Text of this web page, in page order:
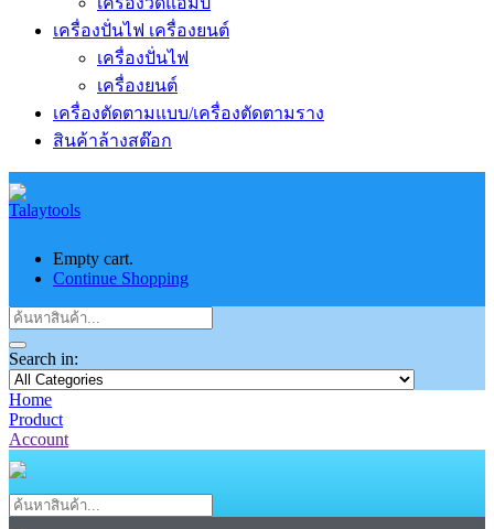
เครื่องปั่นไฟ เครื่องยนต์
เครื่องปั่นไฟ
เครื่องยนต์
เครื่องตัดตามแบบ/เครื่องตัดตามราง
สินค้าล้างสต๊อก
Empty cart.
Continue Shopping
Search in:
Home
Product
Account